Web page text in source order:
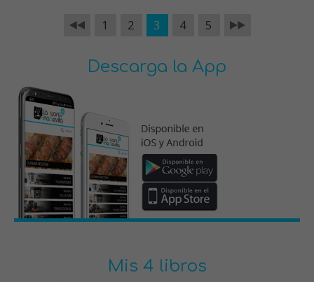
1 2 3 4 5
Descarga la App
Mis 4 libros